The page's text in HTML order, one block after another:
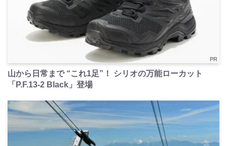
PR
山から日常まで “これ1足”！ シリオの万能ローカット
「P.F.13-2 Black」登場